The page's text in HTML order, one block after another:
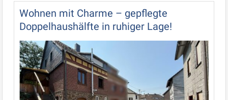
Wohnen mit Charme – gepflegte
Doppelhaushälfte in ruhiger Lage!